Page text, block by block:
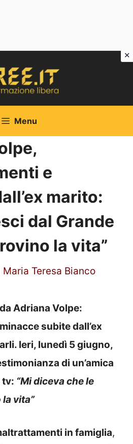
Menu
e
marito:
dal Grande
la vita”
Maria Teresa Bianco
Adriana Volpe:
subite dall’ex
Ieri, lunedì 5 giugno,
di un’amica
tv: “Mi diceva che le
vita”
in famiglia,